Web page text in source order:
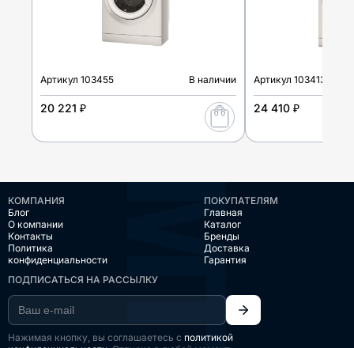
Артикул 103455 В наличии
20 221 ₽
Артикул 103413
24 410 ₽
КОМПАНИЯ
Блог
О компании
Контакты
Политика
конфиденциальности
ПОКУПАТЕЛЯМ
Главная
Каталог
Бренды
Доставка
Гарантия
ПОДПИСАТЬСЯ НА РАССЫЛКУ
Нажимая кнопку, вы соглашаетесь с политикой